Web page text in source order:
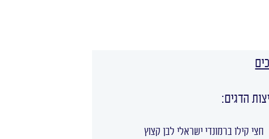
הדגים:
חצי קילו ברמונדי ישראלי לבן קצוץ